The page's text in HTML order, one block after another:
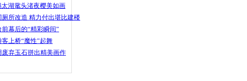
湖鼋头渚夜樱美如画
所改造 精力付出堪比建楼
幕后的“精彩瞬间”
上桥“魔性”起舞
弃玉石拼出精美画作